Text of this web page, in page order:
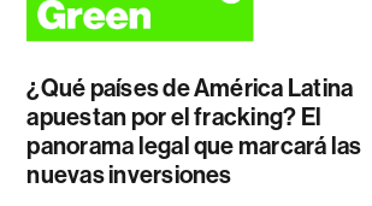
¿Qué países de América Latina
apuestan por el fracking? El
panorama legal que marcará las
nuevas inversiones